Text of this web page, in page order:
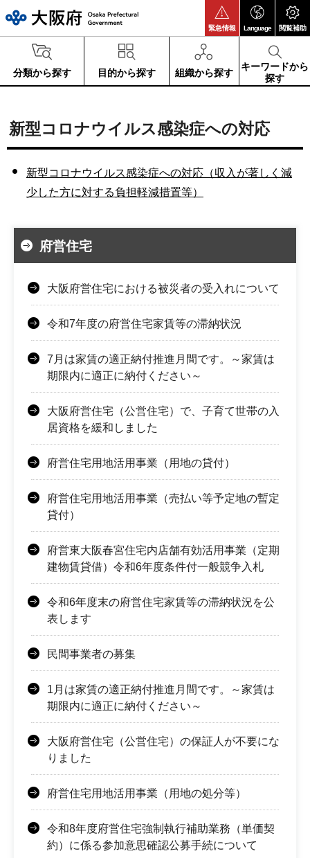
緊急情報 Language 閲覧補助
分類から探す 目的から探す 組織から探す
キーワードから
探す
新型コロナウイルス感染症への対応
新型コロナウイルス感染症への対応（収入が著しく減
少した方に対する負担軽減措置等）
府営住宅
大阪府営住宅における被災者の受入れについて
令和7年度の府営住宅家賃等の滞納状況
7月は家賃の適正納付推進月間です。～家賃は
期限内に適正に納付ください～
大阪府営住宅（公営住宅）で、子育て世帯の入
居資格を緩和しました
府営住宅用地活用事業（用地の貸付）
府営住宅用地活用事業（売払い等予定地の暫定
貸付）
府営東大阪春宮住宅内店舗有効活用事業（定期
建物賃貸借）令和6年度条件付一般競争入札
令和6年度末の府営住宅家賃等の滞納状況を公
表します
民間事業者の募集
1月は家賃の適正納付推進月間です。～家賃は
期限内に適正に納付ください～
大阪府営住宅（公営住宅）の保証人が不要にな
りました
府営住宅用地活用事業（用地の処分等）
令和8年度府営住宅強制執行補助業務（単価契
約）に係る参加意思確認公募手続について